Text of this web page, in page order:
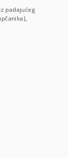
padajućeg